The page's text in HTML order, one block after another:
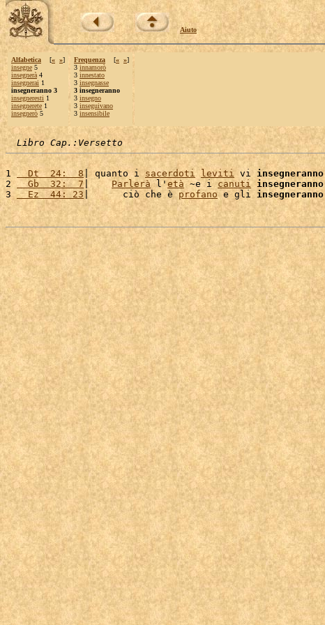
Aiuto
Alfabetica [« »]
insegne 5
insegnerà 4
insegnerai 1
insegneranno 3
insegneresti 1
insegnerete 1
insegnerò 5
Frequenza [« »]
3 innamorò
3 innestato
3 insegnasse
3 insegneranno
3 insegno
3 inseguivano
3 insensibile
Libro Cap.:Versetto
1
  Dt  24:  8
| quanto i sacerdoti leviti vi insegneranno
2
  Gb  32:  7
| Parlerà l'età ~e i canuti insegneranno
3
  Ez  44: 23
|      ciò che è profano e gli insegneranno